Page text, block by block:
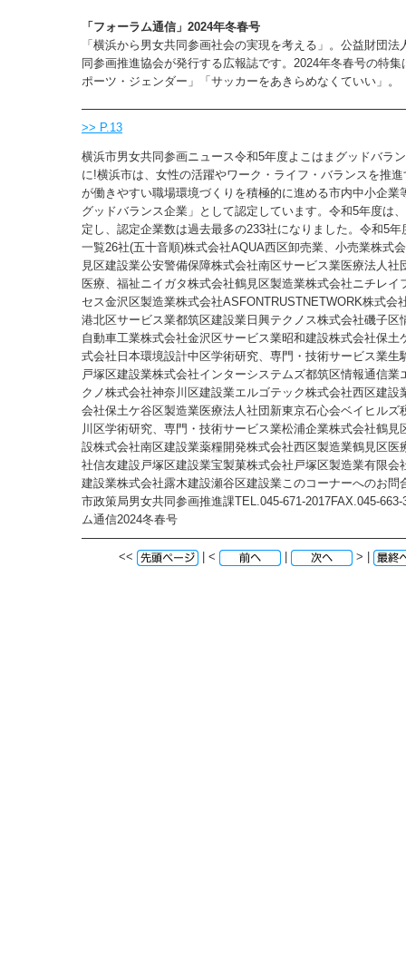
「フォーラム通信」2024年冬春号
「横浜から男女共同参画社会の実現を考える」。公益財団法
同参画推進協会が発行する広報誌です。2024年冬春号の特集
ポーツ・ジェンダー」「サッカーをあきらめなくていい」。
>> P.13
横浜市男女共同参画ニュース令和5年度よこはまグッドバラ
に!横浜市は、女性の活躍やワーク・ライフ・バランスを推
が働きやすい職場環境づくりを積極的に進める市内中小企業
グッドバランス企業」として認定しています。令和5年度は
定し、認定企業数は過去最多の233社になりました。令和5年
一覧26社(五十音順)株式会社AQUA西区卸売業、小売業株式
見区建設業公安警備保障株式会社南区サービス業医療法人社
医療、福祉ニイガタ株式会社鶴見区製造業株式会社ニチレイ
セス金沢区製造業株式会社ASFONTRUSTNETWORK株式会
港北区サービス業都筑区建設業日興テクノス株式会社磯子区
自動車工業株式会社金沢区サービス業昭和建設株式会社保土
式会社日本環境設計中区学術研究、専門・技術サービス業生
戸塚区建設業株式会社インターシステムズ都筑区情報通信業
クノ株式会社神奈川区建設業エルゴテック株式会社西区建設
会社保土ケ谷区製造業医療法人社団新東京石心会ベイヒルズ
川区学術研究、専門・技術サービス業松浦企業株式会社鶴見
設株式会社南区建設業薬糧開発株式会社西区製造業鶴見区医
社信友建設戸塚区建設業宝製菓株式会社戸塚区製造業有限会
建設業株式会社露木建設瀬谷区建設業このコーナーへのお問
市政策局男女共同参画推進課TEL.045-671-2017FAX.045-663-
ム通信2024冬春号
<< | < | > |